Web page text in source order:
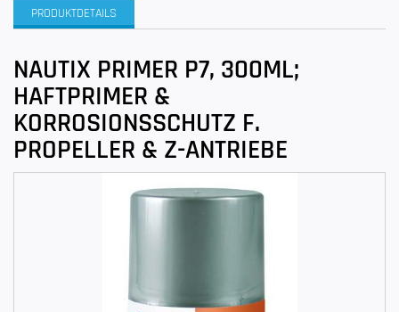
PRODUKTDETAILS
NAUTIX PRIMER P7, 300ML;
HAFTPRIMER &
KORROSIONSSCHUTZ F.
PROPELLER & Z-ANTRIEBE